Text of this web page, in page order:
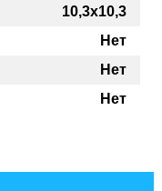
10,3x10,3
Нет
Нет
Нет